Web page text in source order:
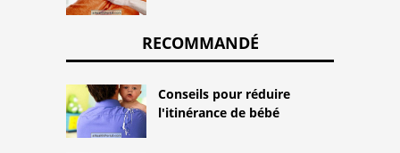
RECOMMANDÉ
Conseils pour réduire
l'itinérance de bébé